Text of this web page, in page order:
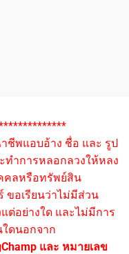
พแอบอ้าง ชื่อ และ รูป
ทำการหลอกลวงให้หลง
คลหรือทรัพย์สิน
ขอเรียนว่าไม่มีส่วน
ต่อย่างใด และไม่มีการ
ดนอกจาก
และ หมายเลข